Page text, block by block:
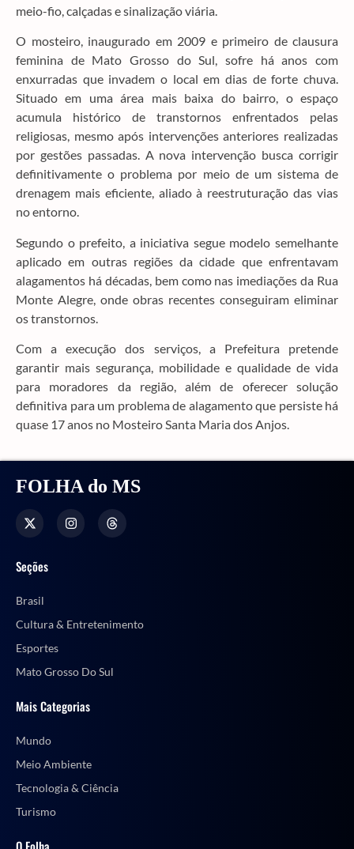
meio-fio, calçadas e sinalização viária.
O mosteiro, inaugurado em 2009 e primeiro de clausura
feminina de Mato Grosso do Sul, sofre há anos com
enxurradas que invadem o local em dias de forte chuva.
Situado em uma área mais baixa do bairro, o espaço
acumula histórico de transtornos enfrentados pelas
religiosas, mesmo após intervenções anteriores realizadas
por gestões passadas. A nova intervenção busca corrigir
definitivamente o problema por meio de um sistema de
drenagem mais eficiente, aliado à reestruturação das vias
no entorno.
Segundo o prefeito, a iniciativa segue modelo semelhante
aplicado em outras regiões da cidade que enfrentavam
alagamentos há décadas, bem como nas imediações da Rua
Monte Alegre, onde obras recentes conseguiram eliminar
os transtornos.
Com a execução dos serviços, a Prefeitura pretende
garantir mais segurança, mobilidade e qualidade de vida
para moradores da região, além de oferecer solução
definitiva para um problema de alagamento que persiste há
quase 17 anos no Mosteiro Santa Maria dos Anjos.
FOLHA do MS
Seções
Brasil
Cultura & Entretenimento
Esportes
Mato Grosso Do Sul
Mais Categorias
Mundo
Meio Ambiente
Tecnologia & Ciência
Turismo